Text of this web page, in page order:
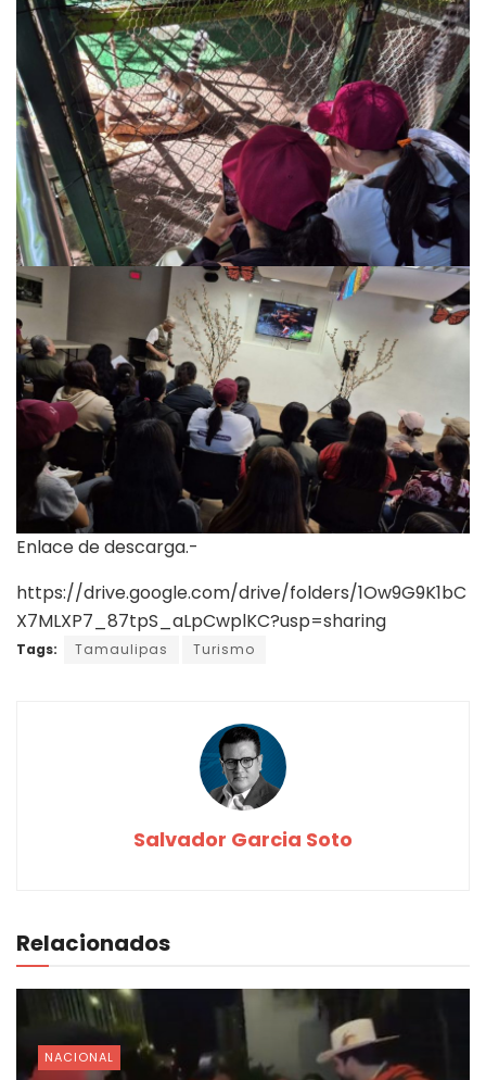
Enlace de descarga.-
https://drive.google.com/drive/folders/1Ow9G9K1bC
X7MLXP7_87tpS_aLpCwplKC?usp=sharing
Tags: Tamaulipas Turismo
Salvador Garcia Soto
Relacionados
NACIONAL